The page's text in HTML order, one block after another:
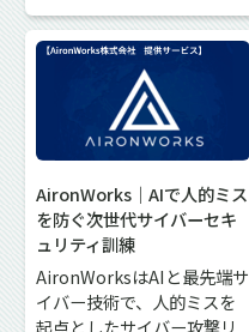
AironWorks｜AIで人的ミス
を防ぐ次世代サイバーセキ
ュリティ訓練
AironWorksはAIと最先端サ
イバー技術で、人的ミスを
起点としたサイバー攻撃リ